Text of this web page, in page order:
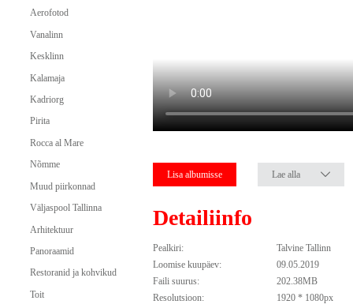
Aerofotod
Vanalinn
Kesklinn
Kalamaja
Kadriorg
Pirita
Rocca al Mare
Nõmme
Muud piirkonnad
Väljaspool Tallinna
Arhitektuur
Panoraamid
Restoranid ja kohvikud
Toit
Lisa albumisse Lae alla
Detailiinfo
Pealkiri:
Talvine Tallinn
Loomise kuupäev:
09.05.2019
Faili suurus:
202.38MB
Resolutsioon:
1920 * 1080px